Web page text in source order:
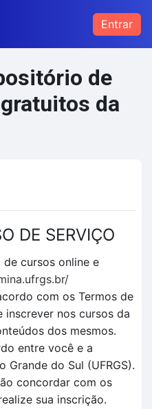
Entrar
de
da
DE SERVIÇO
cursos online e
com os Termos de
inscrever nos cursos da
dos mesmos.
entre você e a
Grande do Sul (UFRGS).
concordar com os
sua inscrição.